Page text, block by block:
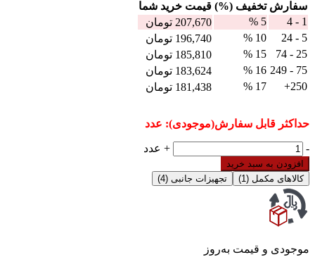
سفارش تخفیف (%) قيمت خرید شما
1 - 4
5 %
207,670 تومان
5 - 24
10 %
196,740 تومان
25 - 74
15 %
185,810 تومان
75 - 249
16 %
183,624 تومان
250+
17 %
181,438 تومان
حداکثر قابل سفارش(موجودی): عدد
ترمینال
ریلی
فیوزخور
چراغدار
رعد
مدل
RFT5-
عدد
-
+ عدد
افزودن به سبد خرید
کالاهای مکمل (1) تجهیزات جانبی (4)
موجودی و قیمت به‌روز